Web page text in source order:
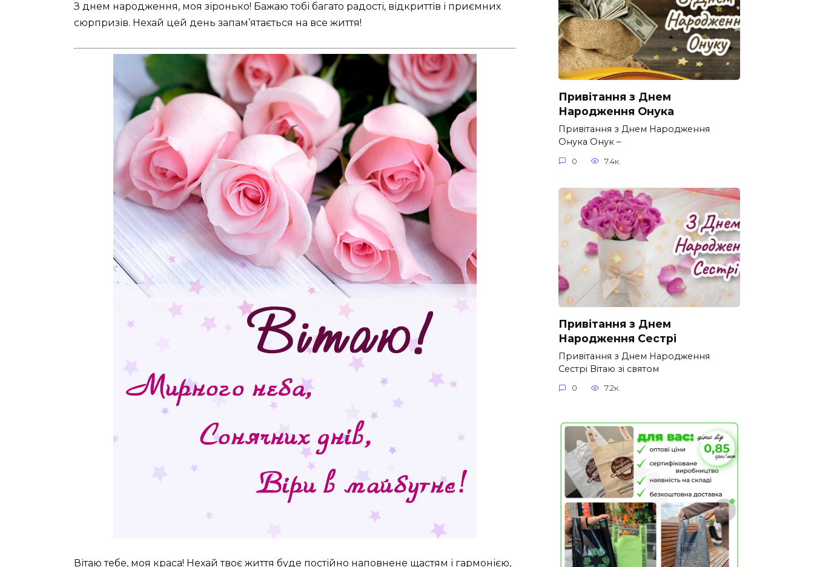
З днем народження, моя зіронько! Бажаю тобі багато радості, відкриттів і приємних
сюрпризів. Нехай цей день запам’ятається на все життя!
Вітаю тебе, моя краса! Нехай твоє життя буде постійно наповнене щастям і гармонією,
Привітання з Днем
Народження Онука
Привітання з Днем Народження
Онука Онук –
0 7.4к.
Привітання з Днем
Народження Сестрі
Привітання з Днем Народження
Сестрі Вітаю зі святом
0 7.2к.